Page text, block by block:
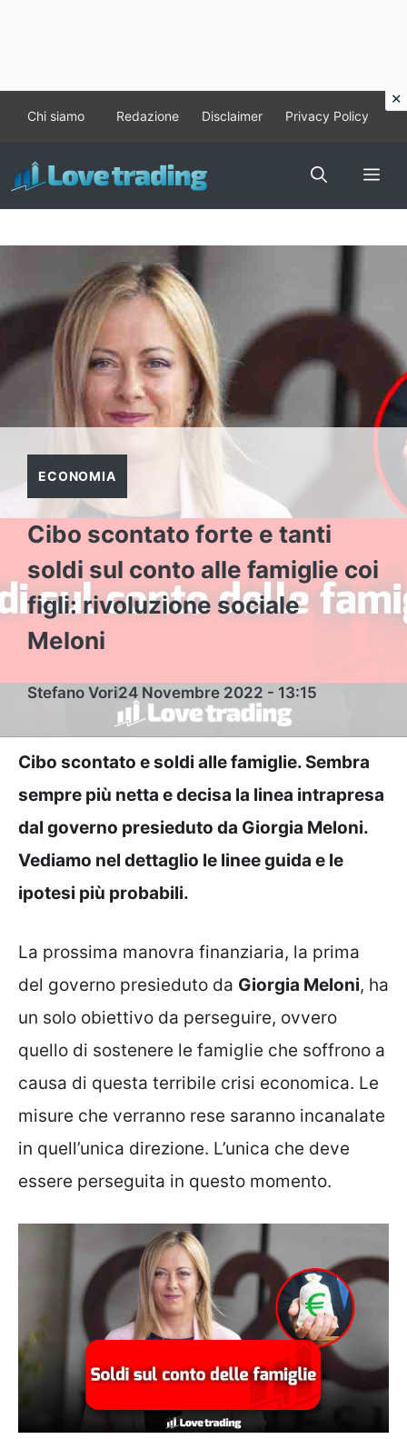
contenuto
Chi siamo Redazione Disclaimer Privacy Policy
ECONOMIA
Cibo scontato forte e tanti
soldi sul conto alle famiglie coi
figli: rivoluzione sociale
Meloni
Stefano Vori24 Novembre 2022 - 13:15
Cibo scontato e soldi alle famiglie. Sembra
sempre più netta e decisa la linea intrapresa
dal governo presieduto da Giorgia Meloni.
Vediamo nel dettaglio le linee guida e le
ipotesi più probabili.
La prossima manovra finanziaria, la prima
del governo presieduto da Giorgia Meloni, ha
un solo obiettivo da perseguire, ovvero
quello di sostenere le famiglie che soffrono a
causa di questa terribile crisi economica. Le
misure che verranno rese saranno incanalate
in quell’unica direzione. L’unica che deve
essere perseguita in questo momento.